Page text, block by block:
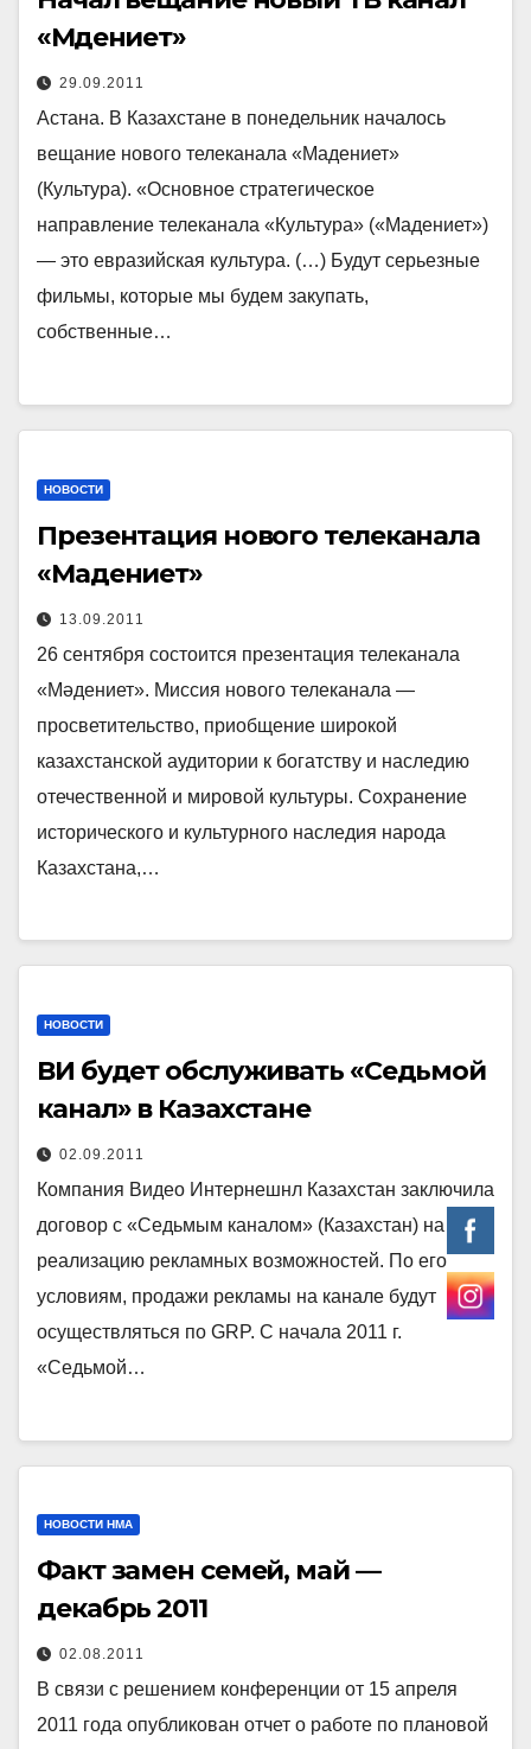
«Мәдениет»
29.09.2011
Астана. В Казахстане в понедельник началось
вещание нового телеканала «Мадениет»
(Культура). «Основное стратегическое
направление телеканала «Культура» («Мадениет»)
— это евразийская культура. (…) Будут серьезные
фильмы, которые мы будем закупать,
собственные…
НОВОСТИ
Презентация нового телеканала
«Мадениет»
13.09.2011
26 сентября состоится презентация телеканала
«Мәдениет». Миссия нового телеканала —
просветительство, приобщение широкой
казахстанской аудитории к богатству и наследию
отечественной и мировой культуры. Сохранение
исторического и культурного наследия народа
Казахстана,…
НОВОСТИ
ВИ будет обслуживать «Седьмой
канал» в Казахстане
02.09.2011
Компания Видео Интернешнл Казахстан заключила
договор с «Седьмым каналом» (Казахстан) на
реализацию рекламных возможностей. По его
условиям, продажи рекламы на канале будут
осуществляться по GRP. С начала 2011 г.
«Седьмой…
НОВОСТИ НМА
Факт замен семей, май —
декабрь 2011
02.08.2011
В связи с решением конференции от 15 апреля
2011 года опубликован отчет о работе по плановой